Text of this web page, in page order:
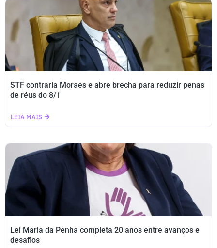
STF contraria Moraes e abre brecha para reduzir penas
de réus do 8/1
LEIA MAIS
Lei Maria da Penha completa 20 anos entre avanços e
desafios